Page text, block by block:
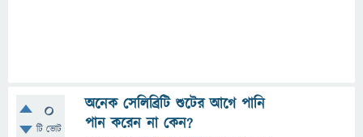
0
টি ভোট
অনেক সেলিব্রিটি শুটের আগে পানি
পান করেন না কেন?